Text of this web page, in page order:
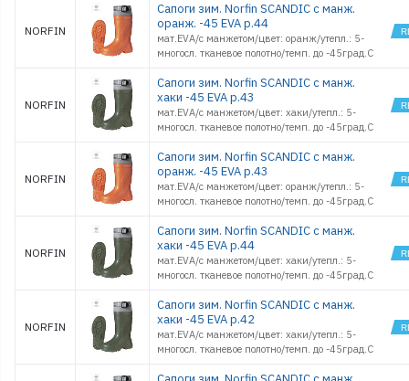
NORFIN
Сапоги зим. Norfin SCANDIC с манж.
оранж. -45 EVA р.44
мат.EVA/с манжетом/цвет: оранж/утепл.: 5-
многосл. тканевое полотно/темп. до -45град.С
NORFIN
Сапоги зим. Norfin SCANDIC с манж.
хаки -45 EVA р.43
мат.EVA/с манжетом/цвет: хаки/утепл.: 5-
многосл. тканевое полотно/темп. до -45град.С
NORFIN
Сапоги зим. Norfin SCANDIC с манж.
оранж. -45 EVA р.43
мат.EVA/с манжетом/цвет: оранж/утепл.: 5-
многосл. тканевое полотно/темп. до -45град.С
NORFIN
Сапоги зим. Norfin SCANDIC с манж.
хаки -45 EVA р.44
мат.EVA/с манжетом/цвет: хаки/утепл.: 5-
многосл. тканевое полотно/темп. до -45град.С
NORFIN
Сапоги зим. Norfin SCANDIC с манж.
хаки -45 EVA р.42
мат.EVA/с манжетом/цвет: хаки/утепл.: 5-
многосл. тканевое полотно/темп. до -45град.С